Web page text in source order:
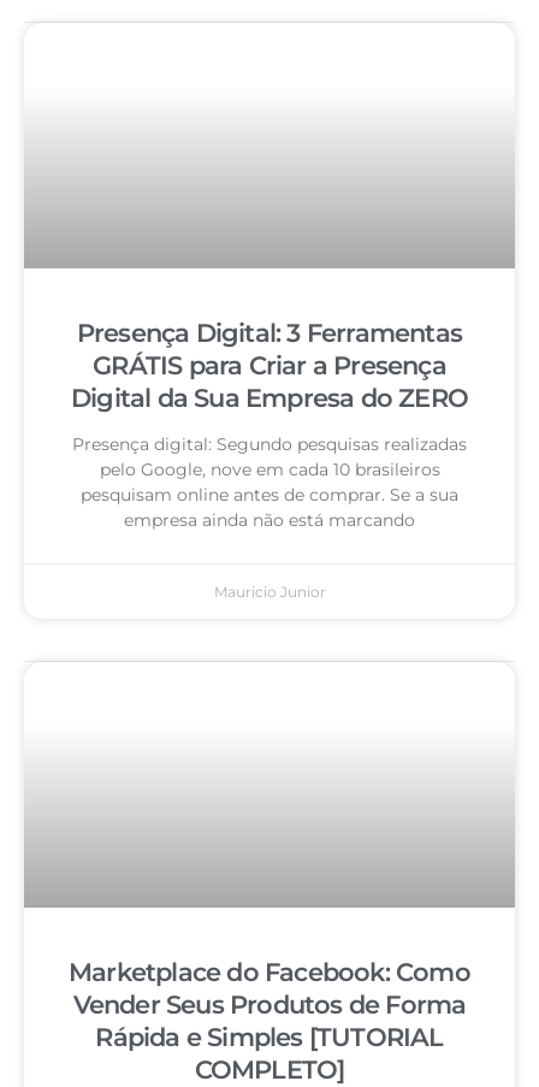
Presença Digital: 3 Ferramentas
GRÁTIS para Criar a Presença
Digital da Sua Empresa do ZERO
Presença digital: Segundo pesquisas realizadas
pelo Google, nove em cada 10 brasileiros
pesquisam online antes de comprar. Se a sua
empresa ainda não está marcando
Mauricio Junior
Marketplace do Facebook: Como
Vender Seus Produtos de Forma
Rápida e Simples [TUTORIAL
COMPLETO]